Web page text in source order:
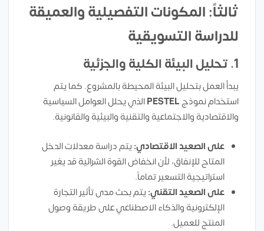
ثالثاً: المكونات التفصيلية والعميقة
للدراسة التسويقية
1. تحليل البيئة الكلية والجزئية
يبدأ العمل بتحليل البيئة المحيطة بالمشروع. كما يتم
استخدام نموذجPESTELالذي يحلل العوامل السياسية
والاقتصادية والاجتماعية والتقنية والبيئية والقانونية.
على الصعيد الاقتصادي: يتم دراسة معدلات الدخل
المتاح للإنفاق، لأن انخفاض القوة الشرائية قد يغير
استراتيجية التسعير تماماً.
على الصعيد التقني: يتم بحث مدى تأثير التجارة
الإلكترونية والذكاء الاصطناعي على طريقة وصول
المنتج للعميل.